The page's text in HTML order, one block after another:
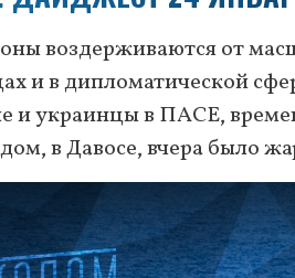
воздерживаются от
и в дипломатической
и украинцы в ПАСЕ,
в Давосе, вчера было